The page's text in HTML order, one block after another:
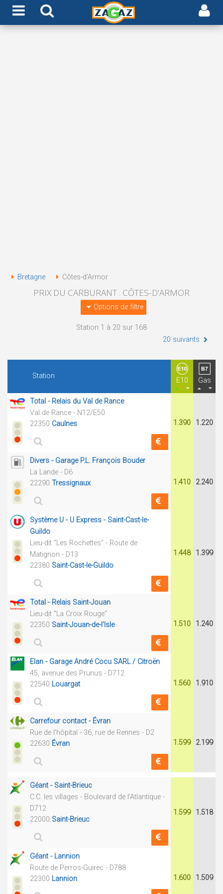
Bretagne Côtes-d'Armor
PRIX DU CARBURANT : CÔTES-D'ARMOR
Options de filtre
Station 1 à 20 sur 168
20 suivants
Station
E10 Gas
Total - Relais du Val de Rance
Val de Rance - N12/E50
22350 Caulnes 1.390 1.220
Divers - Garage P.L. François Bouder
La Lande - D6
22290 Tressignaux 1.410 2.240
Système U - U Express - Saint-Cast-le-
Guildo
Lieu-dit "Les Rochettes" - Route de
Matignon - D13
22380 Saint-Cast-le-Guildo
1.448 1.399
Total - Relais Saint-Jouan
Lieu-dit "La Croix Rouge"
22350 Saint-Jouan-de-l'Isle 1.510 1.240
Elan - Garage André Cocu SARL / Citroën
45, avenue des Prunus - D712
22540 Louargat 1.560 1.910
Carrefour contact - Évran
Rue de l'hôpital - 36, rue de Rennes - D2
22630 Évran 1.599 2.199
Géant - Saint-Brieuc
C.C. les villages - Boulevard de l'Atlantique -
D712
22000 Saint-Brieuc
1.599 1.518
Géant - Lannion
Route de Perros-Guirec - D788
22300 Lannion 1.600 1.509